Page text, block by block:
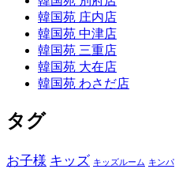
韓国苑 庄内店
韓国苑 中津店
韓国苑 三重店
韓国苑 大在店
韓国苑 わさだ店
タグ
お子様 キッズ キッズルーム キンパ